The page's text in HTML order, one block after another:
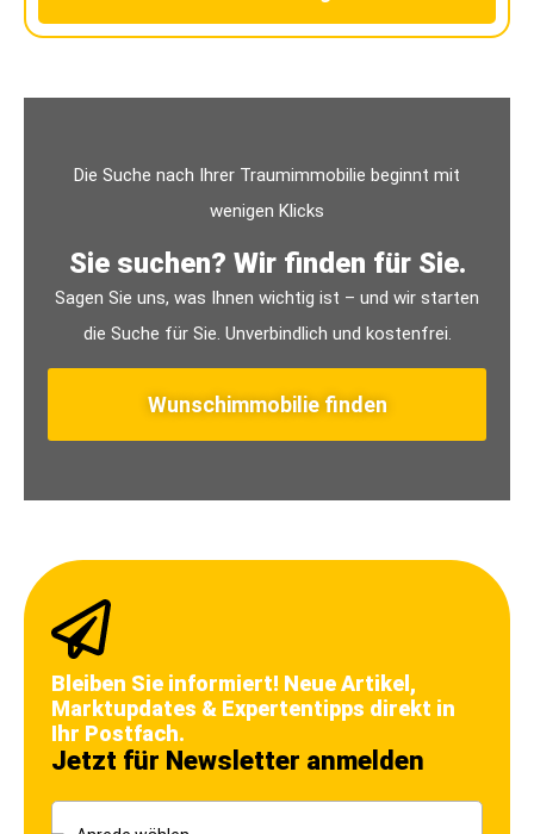
Die Suche nach Ihrer Traumimmobilie beginnt mit
wenigen Klicks
Sie suchen? Wir finden für Sie.
Sagen Sie uns, was Ihnen wichtig ist – und wir starten
die Suche für Sie. Unverbindlich und kostenfrei.
Wunschimmobilie finden
Bleiben Sie informiert! Neue Artikel,
Marktupdates & Expertentipps direkt in
Ihr Postfach.
Jetzt für Newsletter anmelden